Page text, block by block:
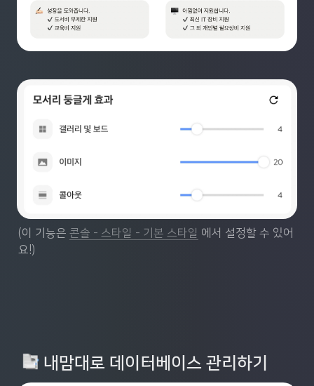
(이 기능은 콘솔 - 스타일 - 기본 스타일 에서 설정할 수 있어
요!)
내맘대로 데이터베이스 관리하기